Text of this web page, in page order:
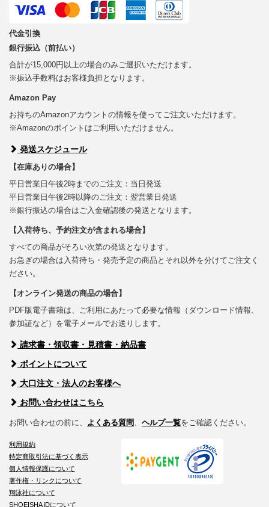
代金引換
銀行振込（前払い）
合計が15,000円以上の場合のみご選択いただけます。
※振込手数料はお客様負担となります。
Amazon Pay
お持ちのAmazonアカウントの情報を使ってご注文いただけます。
※Amazonのポイントはご利用いただけません。
発送スケジュール
【在庫ありの場合】
平日営業日午後2時までのご注文：当日発送
平日営業日午後2時以降のご注文：翌営業日発送
※銀行振込の場合はご入金確認後の発送となります。
【入荷待ち、予約注文が含まれる場合】
すべての商品がそろい次第の発送となります。
お急ぎの場合は入荷待ち・発売予定の商品とそれ以外を分けてご注文く
ださい。
【オンライン発送の商品の場合】
PDF版電子書籍は、ご利用にあたって必要な情報（ダウンロード情報、
参加証など）を電子メールでお送りします。
請求書・領収書・見積書・納品書
ポイントについて
大口注文・法人のお客様へ
お問い合わせはこちら
お問い合わせの前に、 よくある質問 ヘルプ一覧をご確認ください。
利用規約
特定商取引法に基づく表示
個人情報保護について
著作権・リンクについて
翔泳社について
SHOEISHA iDについて